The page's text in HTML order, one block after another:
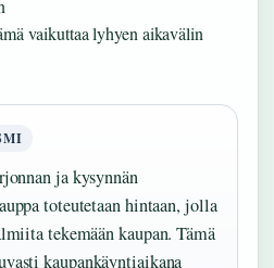
vaikuttaa lyhyen aikavälin
ja kysynnän
toteutetaan hintaan, jolla
tekemään kaupan. Tämä
kaupankäyntiaikana